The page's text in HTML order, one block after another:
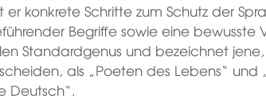
konkrete Schritte zum Schutz der
Begriffe sowie eine bewusste
Standardgenus und bezeichnet
als „Poeten des Lebens“ und
Deutsch“.